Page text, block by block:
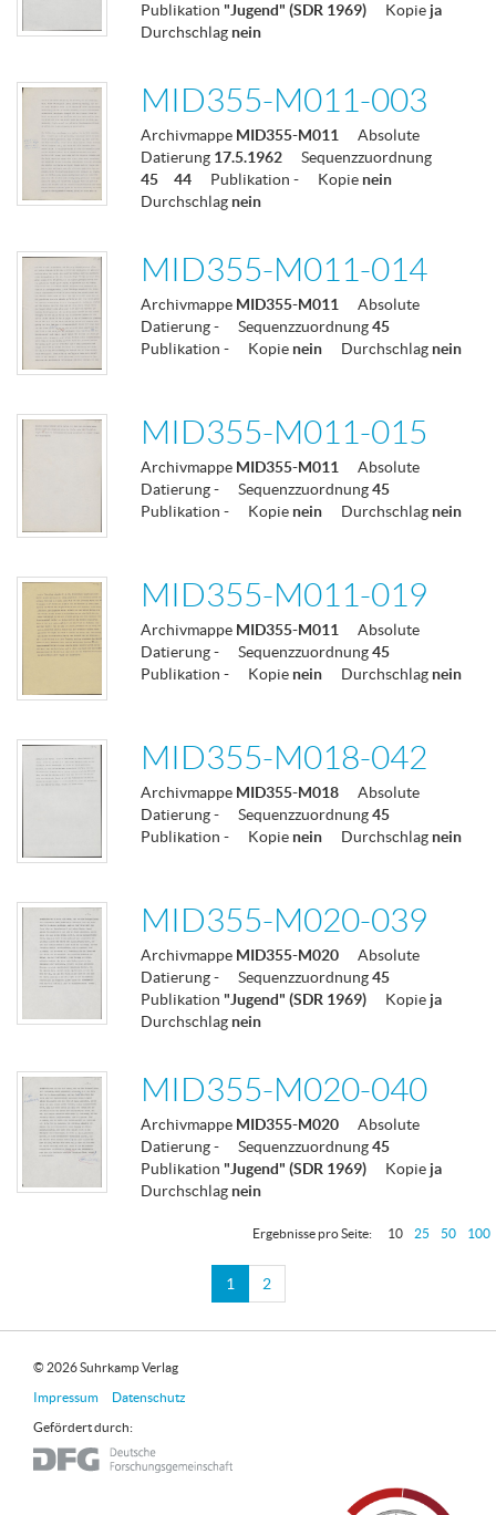
Publikation "Jugend" (SDR 1969) Kopie ja
Durchschlag nein
MID355-M011-003
Archivmappe MID355-M011
Absolute
Datierung 17.5.1962
Sequenzzuordnung
45
44 Publikation - Kopie nein
Durchschlag nein
MID355-M011-014
Archivmappe MID355-M011
Absolute
Datierung- Sequenzzuordnung45
Publikation - Kopie nein Durchschlag nein
MID355-M011-015
Archivmappe MID355-M011
Absolute
Datierung- Sequenzzuordnung45
Publikation - Kopie nein Durchschlag nein
MID355-M011-019
Archivmappe MID355-M011
Absolute
Datierung- Sequenzzuordnung45
Publikation - Kopie nein Durchschlag nein
MID355-M018-042
Archivmappe MID355-M018
Absolute
Datierung- Sequenzzuordnung45
Publikation - Kopie nein Durchschlag nein
MID355-M020-039
Archivmappe MID355-M020
Absolute
Datierung- Sequenzzuordnung45
Publikation "Jugend" (SDR 1969) Kopie ja
Durchschlag nein
MID355-M020-040
Archivmappe MID355-M020
Absolute
Datierung- Sequenzzuordnung45
Publikation "Jugend" (SDR 1969) Kopie ja
Durchschlag nein
Ergebnisse pro Seite: 10 25 50 100
1 2
© 2026 Suhrkamp Verlag
Impressum Datenschutz
Gefördert durch: